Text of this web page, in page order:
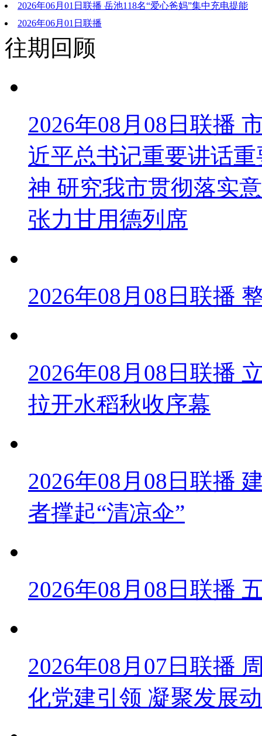
2026年06月01日联播 岳池118名“爱心爸妈”集中充电提能
2026年06月01日联播
往期回顾
2026年08月08日联播
近平总书记重要讲话
神 研究我市贯彻落实
张力甘用德列席
2026年08月08日联播
2026年08月08日联播
拉开水稻秋收序幕
2026年08月08日联播
者撑起“清凉伞”
2026年08月08日联播
2026年08月07日联播
化党建引领 凝聚发展